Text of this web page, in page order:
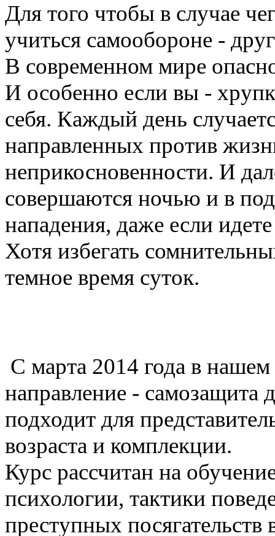
Для того чтобы в случае
учиться самообороне -
В современном мире
И особенно если вы -
себя. Каждый день
направленных против
неприкосновенности. И
совершаются ночью и в
нападения, даже если
Хотя избегать
темное время суток.
С марта 2014 года в нашем
направление -
подходит для
возраста и комплекции.
Курс рассчитан на
психологии, тактики
преступных